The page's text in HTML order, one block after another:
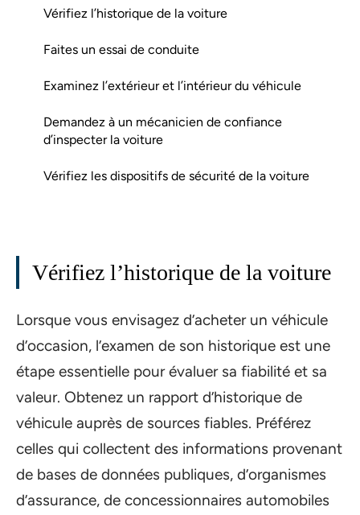
Vérifiez l’historique de la voiture
Faites un essai de conduite
Examinez l’extérieur et l’intérieur du véhicule
Demandez à un mécanicien de confiance
d’inspecter la voiture
Vérifiez les dispositifs de sécurité de la voiture
Vérifiez l’historique de la voiture
Lorsque vous envisagez d’acheter un véhicule
d’occasion, l’examen de son historique est une
étape essentielle pour évaluer sa fiabilité et sa
valeur. Obtenez un rapport d’historique de
véhicule auprès de sources fiables. Préférez
celles qui collectent des informations provenant
de bases de données publiques, d’organismes
d’assurance, de concessionnaires automobiles